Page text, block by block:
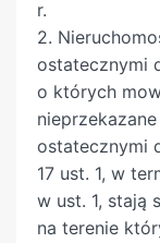
r.
2.
ostatecznymi
o których
ostatecznymi
17 ust. 1, w
w ust. 1, stają
na terenie